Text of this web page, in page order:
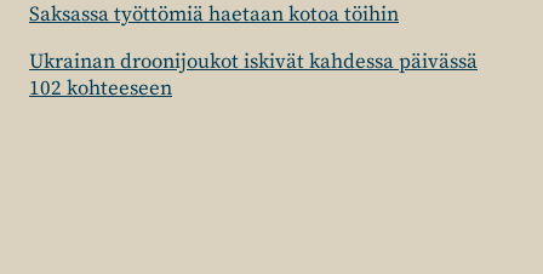
Saksassa työttömiä haetaan kotoa töihin
Ukrainan droonijoukot iskivät kahdessa päivässä
102 kohteeseen